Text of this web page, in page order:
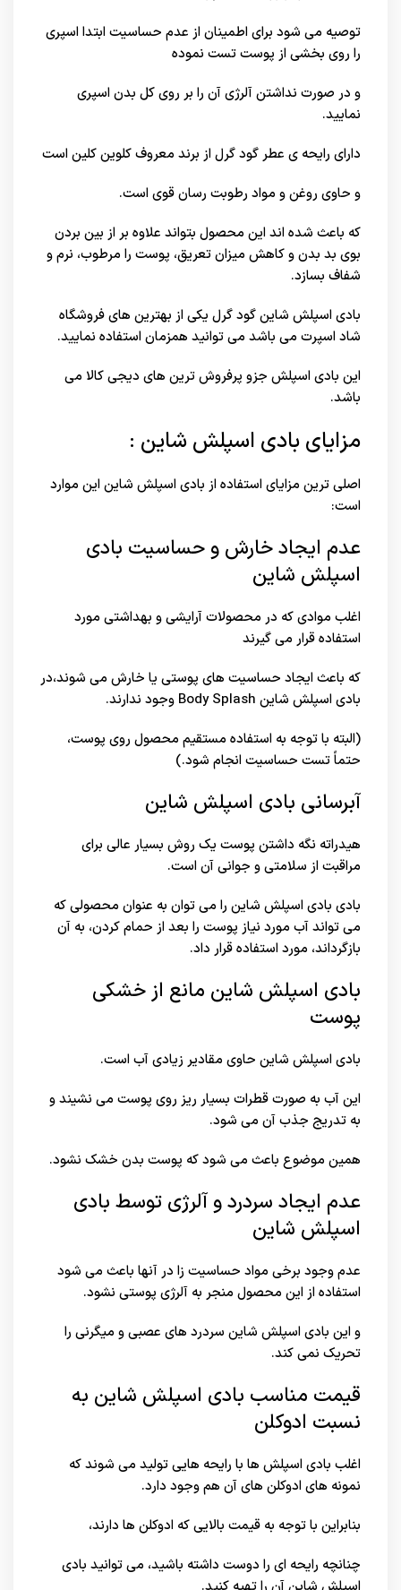
توصیه می شود برای اطمینان از عدم حساسیت ابتدا اسپری
را روی بخشی از پوست تست نموده
و در صورت نداشتن آلرژی آن را بر روی کل بدن اسپری
نمایید.
دارای رایحه ی عطر گود گرل از برند معروف کلوین کلین است
و حاوی روغن و مواد رطوبت رسان قوی است.
که باعث شده اند این محصول بتواند علاوه بر از بین بردن
بوی بد بدن و کاهش میزان تعریق، پوست را مرطوب، نرم و
شفاف بسازد.
بادی اسپلش شاین گود گرل یکی از بهترین هایفروشگاه
شاد اسپرت می باشد می توانید همزمان استفاده نمایید.
این بادی اسپلش جزو پرفروش ترین های دیجی کالا می
باشد.
مزایای بادی اسپلش شاین :
اصلی ترین مزایای استفاده از بادی اسپلش شاین این موارد
است:
عدم ایجاد خارش و حساسیت بادی
اسپلش شاین
اغلب موادی که در محصولات آرایشی و بهداشتی مورد
استفاده قرار می گیرند
که باعث ایجاد حساسیت های پوستی یا خارش می شوند،در
بادی اسپلش شاین Body Splash وجود ندارند.
(البته با توجه به استفاده مستقیم محصول روی پوست،
حتماً تست حساسیت انجام شود.)
آبرسانی بادی اسپلش شاین
هیدراته نگه داشتن پوست یک روش بسیار عالی برای
مراقبت از سلامتی و جوانی آن است.
بادی بادی اسپلش شاین را می توان به عنوان محصولی که
می تواند آب مورد نیاز پوست را بعد از حمام کردن، به آن
بازگرداند، مورد استفاده قرار داد.
بادی اسپلش شاین مانع از خشکی
پوست
بادی اسپلش شاین حاوی مقادیر زیادی آب است.
این آب به صورت قطرات بسیار ریز روی پوست می نشیند و
به تدریج جذب آن می شود.
همین موضوع باعث می شود که پوست بدن خشک نشود.
عدم ایجاد سردرد و آلرژی توسط بادی
اسپلش شاین
عدم وجود برخی مواد حساسیت زا در آنها باعث می شود
استفاده از این محصول منجر به آلرژی پوستی نشود.
و این بادی اسپلش شاین سردرد های عصبی و میگرنی را
تحریک نمی کند.
قیمت مناسب بادی اسپلش شاین به
نسبت ادوکلن
اغلب بادی اسپلش ها با رایحه هایی تولید می شوند که
نمونه های ادوکلن های آن هم وجود دارد.
بنابراین با توجه به قیمت بالایی که ادوکلن ها دارند،
چنانچه رایحه ای را دوست داشته باشید، می توانید بادی